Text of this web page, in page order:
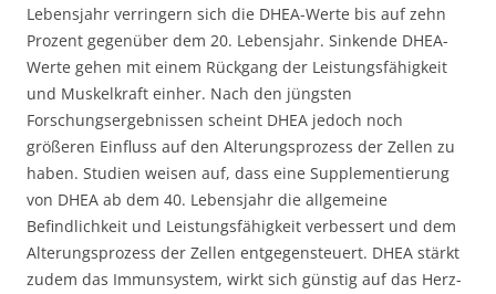
Lebensjahr verringern sich die DHEA-Werte bis auf zehn
Prozent gegenüber dem 20. Lebensjahr. Sinkende DHEA-
Werte gehen mit einem Rückgang der Leistungsfähigkeit
und Muskelkraft einher. Nach den jüngsten
Forschungsergebnissen scheint DHEA jedoch noch
größeren Einfluss auf den Alterungsprozess der Zellen zu
haben. Studien weisen auf, dass eine Supplementierung
von DHEA ab dem 40. Lebensjahr die allgemeine
Befindlichkeit und Leistungsfähigkeit verbessert und dem
Alterungsprozess der Zellen entgegensteuert. DHEA stärkt
zudem das Immunsystem, wirkt sich günstig auf das Herz-